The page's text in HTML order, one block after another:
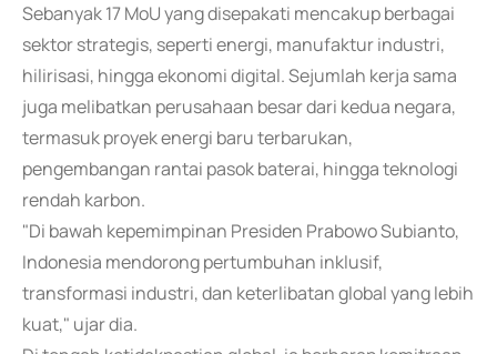
Sebanyak 17 MoU yang disepakati mencakup berbagai
sektor strategis, seperti energi, manufaktur industri,
hilirisasi, hingga ekonomi digital. Sejumlah kerja sama
juga melibatkan perusahaan besar dari kedua negara,
termasuk proyek energi baru terbarukan,
pengembangan rantai pasok baterai, hingga teknologi
rendah karbon.
"Di bawah kepemimpinan Presiden Prabowo Subianto,
Indonesia mendorong pertumbuhan inklusif,
transformasi industri, dan keterlibatan global yang lebih
kuat," ujar dia.